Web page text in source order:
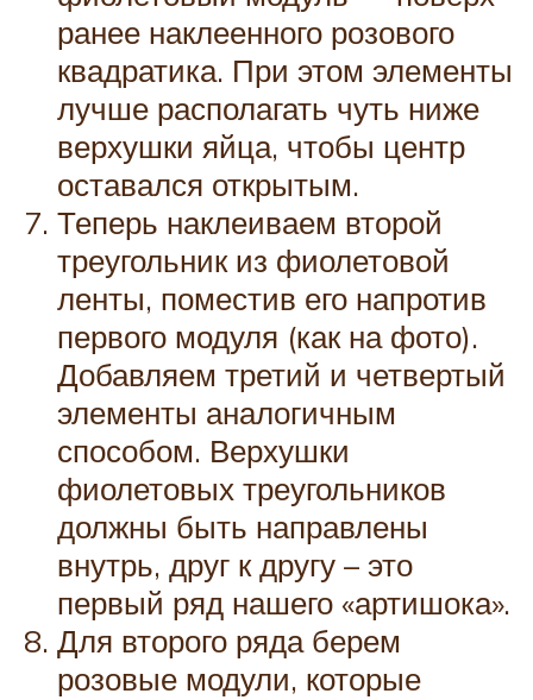
ранее наклеенного розового
квадратика. При этом элементы
лучше располагать чуть ниже
верхушки яйца, чтобы центр
оставался открытым.
Теперь наклеиваем второй
треугольник из фиолетовой
ленты, поместив его напротив
первого модуля (как на фото).
Добавляем третий и четвертый
элементы аналогичным
способом. Верхушки
фиолетовых треугольников
должны быть направлены
внутрь, друг к другу – это
первый ряд нашего «артишока».
Для второго ряда берем
розовые модули, которые